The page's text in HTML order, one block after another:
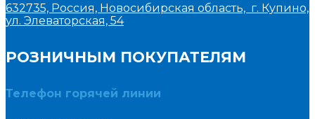
632735, Россия, Новосибирская область, г. Купино,
ул. Элеваторская, 54
РОЗНИЧНЫМ ПОКУПАТЕЛЯМ
Телефон горячей линии